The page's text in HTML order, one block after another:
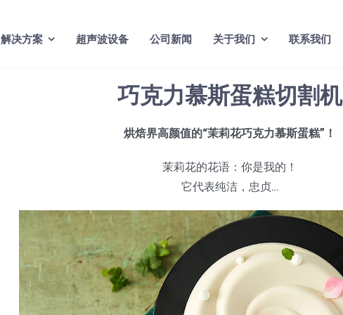
解决方案 超声波设备 公司新闻 关于我们 联系我们
巧克力慕斯蛋糕切割机
烘焙界高颜值的“茉莉花巧克力慕斯蛋糕”！
茉莉花的花语：你是我的！
它代表纯洁，忠贞…